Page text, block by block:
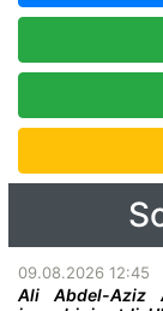
09.08.2026 12:45
Ali Abdel-Aziz